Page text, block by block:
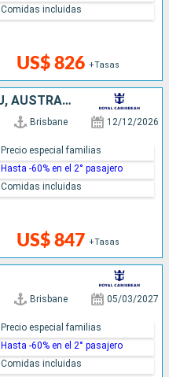
US$ 826 +Tasas
Comidas incluidas
NUEVA CALEDONIA, VANUATU, AUSTRALIA
Brisbane 12/12/2026
US$ 847 +Tasas
Precio especial familias
Hasta -60% en el 2° pasajero
Comidas incluidas
Brisbane 05/03/2027
Precio especial familias
Hasta -60% en el 2° pasajero
Comidas incluidas